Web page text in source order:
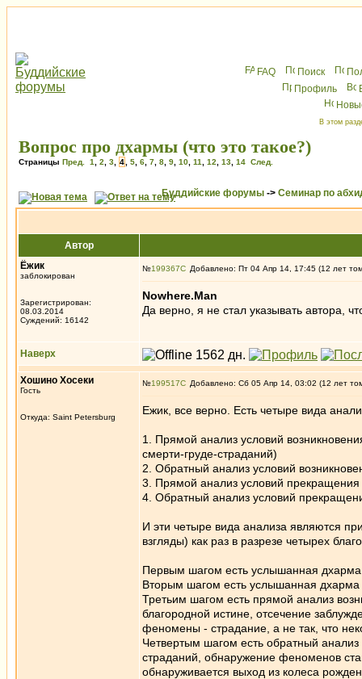
FAQ Поиск
Профиль
В этом
Вопрос про дхармы (что это такое?)
Страницы Пред. 1 2 3 4 5 6 7 8 9 10 11 12 13 14 След.
Буддийские форумы -> Семинар по
Автор
Ёжик
заблокирован
Зарегистрирован:
08.03.2014
Суждений: 16142
№199367 Добавлено: Пт 04 Апр 14, 17:45 (12 лет
Nowhere.Man
Да верно, я не стал указывать автора,
Наверх
Хошино Хосеки
Гость
Откуда: Saint Petersburg
№199517 Добавлено: Сб 05 Апр 14, 03:02 (12 лет
Ежик, все верно. Есть четыре вида
1. Прямой анализ условий
смерти-груде-страданий)
2. Обратный анализ условий
3. Прямой анализ условий
4. Обратный анализ условий
И эти четыре вида анализа являются
взгляды) как раз в разрезе четырех
Первым шагом есть услышанная
Вторым шагом есть услышанная дхарма
Третьим шагом есть прямой анализ
благородной истине, отсечение
феномены - страдание, а не так, что
Четвертым шагом есть обратный
страданий, обнаружение феноменов
обнаруживается выход из колеса